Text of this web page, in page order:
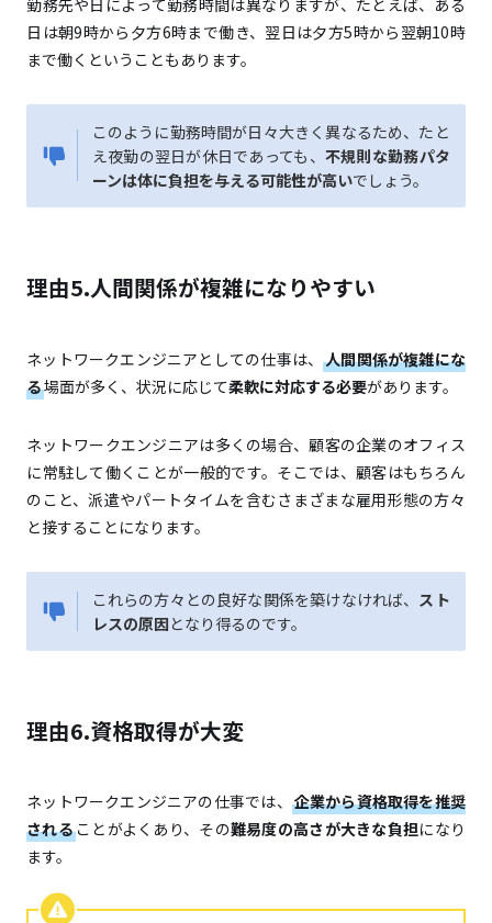
日は朝9時から夕方6時まで働き、翌日は夕方5時から翌朝10時
まで働くということもあります。
このように勤務時間が日々大きく異なるため、たと
え夜勤の翌日が休日であっても、 不規則な勤務パタ
ーンは体に負担を与える可能性が高いでしょう。
理由5.人間関係が複雑になりやすい
ネットワークエンジニアとしての仕事は、人間関係が複雑にな
る場面が多く、状況に応じて柔軟に対応する必要があります。
ネットワークエンジニアは多くの場合、顧客の企業のオフィス
に常駐して働くことが一般的です。そこでは、顧客はもちろん
のこと、派遣やパートタイムを含むさまざまな雇用形態の方々
と接することになります。
これらの方々との良好な関係を築けなければ、 スト
レスの原因となり得るのです。
理由6.資格取得が大変
ネットワークエンジニアの仕事では、 企業から資格取得を推奨
されることがよくあり、その難易度の高さが大きな負担になり
ます。